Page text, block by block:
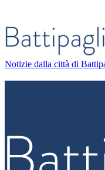
Notizie dalla città di